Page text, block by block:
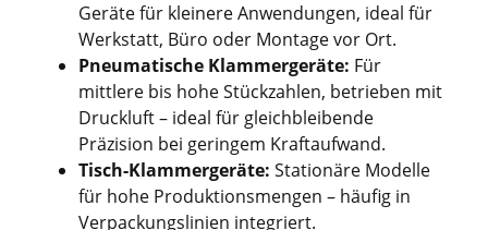
Geräte für kleinere Anwendungen, ideal für
Werkstatt, Büro oder Montage vor Ort.
Pneumatische Klammergeräte: Für
mittlere bis hohe Stückzahlen, betrieben mit
Druckluft – ideal für gleichbleibende
Präzision bei geringem Kraftaufwand.
Tisch-Klammergeräte: Stationäre Modelle
für hohe Produktionsmengen – häufig in
Verpackungslinien integriert.